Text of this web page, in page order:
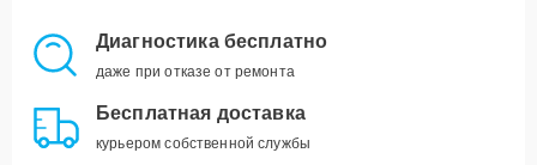
Диагностика бесплатно
даже при отказе от ремонта
Бесплатная доставка
курьером собственной службы